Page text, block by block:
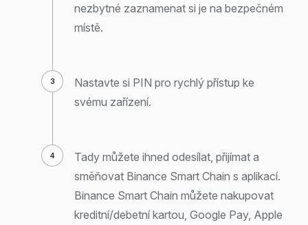
nezbytné zaznamenat si je na bezpečném
místě.
Nastavte si PIN pro rychlý přístup ke
svému zařízení.
Tady můžete ihned odesílat, přijímat a
směňovat Binance Smart Chain s aplikací.
Binance Smart Chain můžete nakupovat
kreditní/debetní kartou, Google Pay, Apple